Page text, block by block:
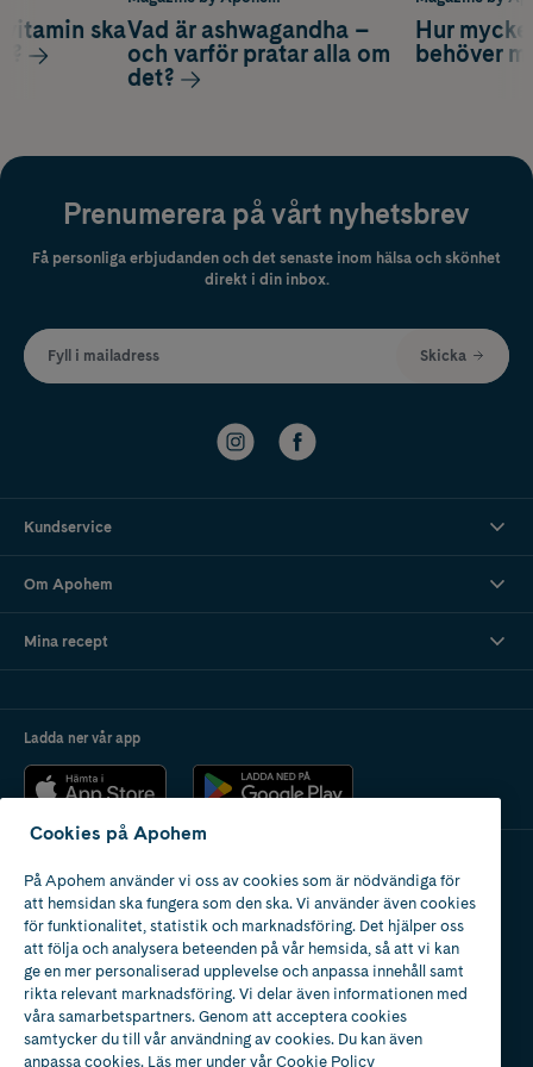
Hur
behöver
skaVad är ashwagandha –
och varför pratar alla om
det?
Prenumerera på vårt nyhetsbrev
Få personliga erbjudanden och det senaste inom hälsa och skönhet
direkt i din inbox.
Fyll i mailadress Skicka
Kundservice
Om Apohem
Mina recept
Ladda ner vår app
Apotek med tillstånd
av Läkemedelsverket
2024
Cookies på Apohem
På Apohem använder vi oss av cookies som är nödvändiga för
att hemsidan ska fungera som den ska. Vi använder även cookies
för funktionalitet, statistik och marknadsföring. Det hjälper oss
att följa och analysera beteenden på vår hemsida, så att vi kan
ge en mer personaliserad upplevelse och anpassa innehåll samt
rikta relevant marknadsföring. Vi delar även informationen med
våra samarbetspartners. Genom att acceptera cookies
samtycker du till vår användning av cookies. Du kan även
anpassa cookies. Läs mer under vårCookie Policy